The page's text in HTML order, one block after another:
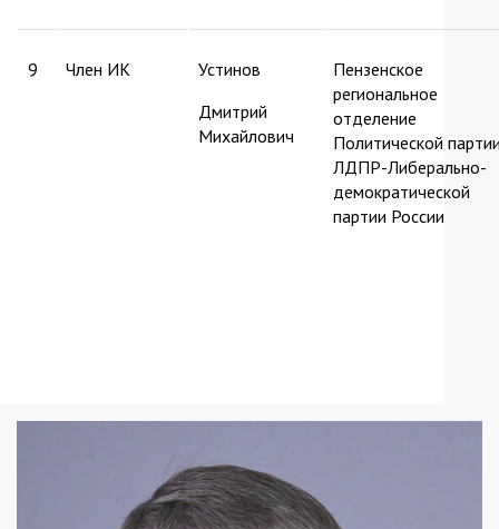
9 Член ИК
Устинов
Дмитрий
Михайлович
Пензенское
региональное
отделение
Политической
ЛДПР-Либерально-
демократической
партии России